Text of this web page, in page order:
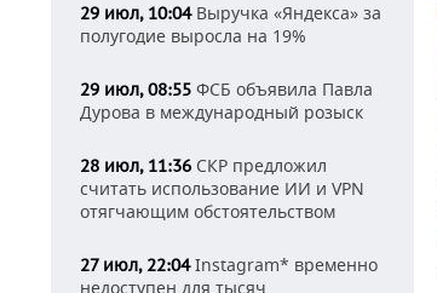
29 июл, 10:04Выручка «Яндекса» за
полугодие выросла на 19%
29 июл, 08:55 ФСБ объявила Павла
Дурова в международный розыск
28 июл, 11:36 СКР предложил
считать использование ИИ и VPN
отягчающим обстоятельством
27 июл, 22:04Instagram* временно
недоступен для тысяч